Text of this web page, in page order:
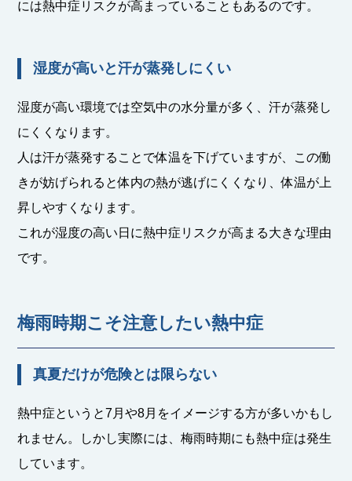
には熱中症リスクが高まっていることもあるのです。
湿度が高いと汗が蒸発しにくい
湿度が高い環境では空気中の水分量が多く、汗が蒸発し
にくくなります。
人は汗が蒸発することで体温を下げていますが、この働
きが妨げられると体内の熱が逃げにくくなり、体温が上
昇しやすくなります。
これが湿度の高い日に熱中症リスクが高まる大きな理由
です。
梅雨時期こそ注意したい熱中症
真夏だけが危険とは限らない
熱中症というと7月や8月をイメージする方が多いかもし
れません。しかし実際には、梅雨時期にも熱中症は発生
しています。